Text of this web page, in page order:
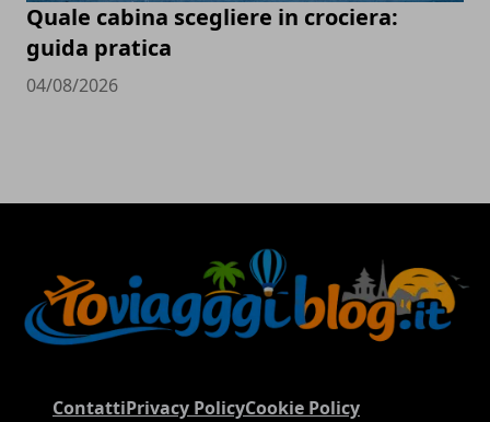
Quale cabina scegliere in crociera:
guida pratica
04/08/2026
ContattiPrivacy PolicyCookie Policy